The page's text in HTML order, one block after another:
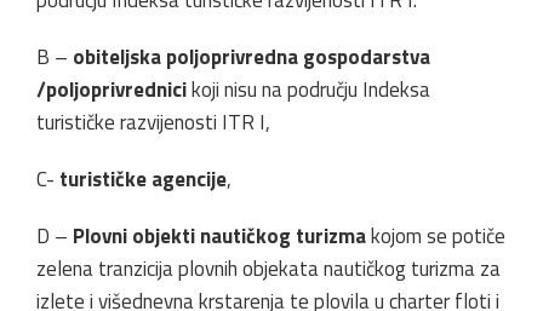
B – obiteljska poljoprivredna gospodarstva
/poljoprivrednicikoji nisu na području Indeksa
turističke razvijenosti ITR I,
C- turističke agencije,
D – Plovni objekti nautičkog turizmakojom se potiče
zelena tranzicija plovnih objekata nautičkog turizma za
izlete i višednevna krstarenja te plovila u charter floti i